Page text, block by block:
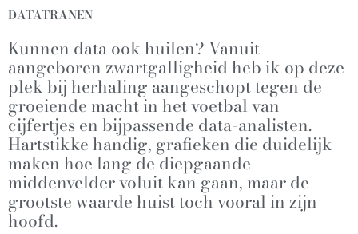
DATATRANEN
Kunnen data ook huilen? Vanuit
aangeboren zwartgalligheid heb ik op deze
plek bij herhaling aangeschopt tegen de
groeiende macht in het voetbal van
cijfertjes en bijpassende data-analisten.
Hartstikke handig, grafieken die duidelijk
maken hoe lang de diepgaande
middenvelder voluit kan gaan, maar de
grootste waarde huist toch vooral in zijn
hoofd.